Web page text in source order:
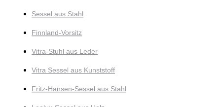
Sessel aus Stahl
Finnland-Vorsitz
Vitra-Stuhl aus Leder
Vitra Sessel aus Kunststoff
Fritz-Hansen-Sessel aus Stahl